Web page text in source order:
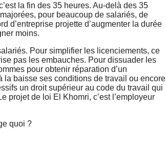
la fin des 35 heures. Au-delà des 35
pour beaucoup de salariés, de
d’entreprise projette d’augmenter la durée
moins.
Pour simplifier les licenciements, ce
pas les embauches. Pour dissuader les
pour obtenir réparation d’un
la baisse ses conditions de travail ou encore
un droit supérieur au code du travail qui
projet de loi El Khomri, c’est l’employeur
quoi ?